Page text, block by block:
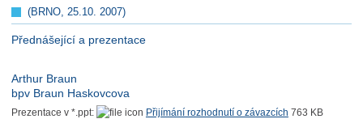
(BRNO, 25.10. 2007)
Přednášející a prezentace
Arthur Braun
bpv Braun Haskovcova
Prezentace v *.ppt: Přijímání rozhodnutí o závazcích 763 KB